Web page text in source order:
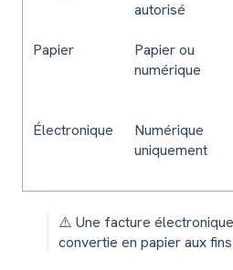
autorisé
Papier
Papier ou
numérique
Électronique
Numérique
uniquement
⚠️ Une facture
convertie en papier aux